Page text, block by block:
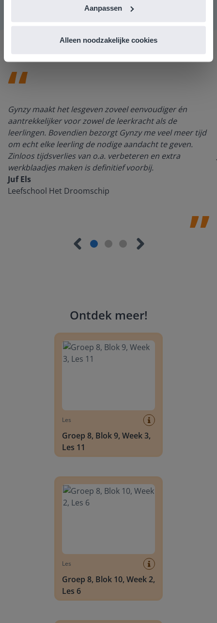
Aanpassen
Alleen noodzakelijke cookies
Gynzy maakt het lesgeven zoveel eenvoudiger én
aantrekkelijker voor zowel de leerkracht als de
leerlingen. Bovendien bezorgt Gynzy me veel meer tijd
om echt elke leerling de nodige aandacht te geven.
Zinloos tijdsverlies van o.a. verbeteren en extra
werkblaadjes maken is definitief voorbij.
Juf Els
Leefschool Het Droomschip
Ontdek meer!
Les
Groep 8, Blok 9, Week 3,
Les 11
Les
Groep 8, Blok 10, Week 2,
Les 6